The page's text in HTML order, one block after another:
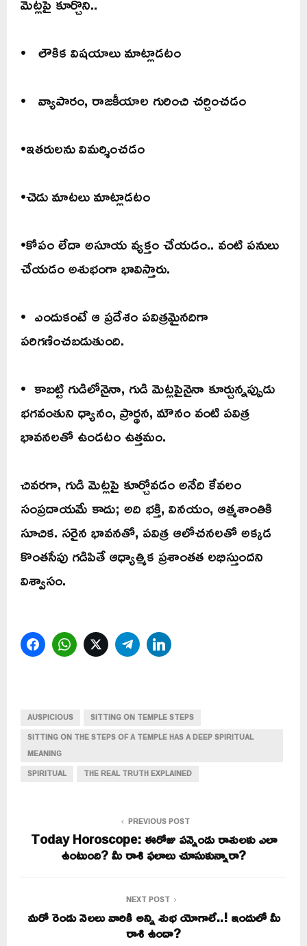
• లౌకిక విషయాలు మాట్లాడటం
• వ్యాపారం, రాజకీయాల గురించి చర్చించడం
•ఇతరులను విమర్శించడం
•చెడు మాటలు మాట్లాడటం
•కోపం లేదా అసూయ వ్యక్తం చేయడం.. వంటి పనులు
చేయడం అశుభంగా భావిస్తారు.
• ఎందుకంటే ఆ ప్రదేశం పవిత్రమైనదిగా
పరిగణించబడుతుంది.
• కాబట్టి గుడిలోనైనా, గుడి మెట్లపైనైనా కూర్చున్నప్పుడు
భగవంతుని ధ్యానం, ప్రార్థన, మౌనం వంటి పవిత్ర
భావనలతో ఉండటం ఉత్తమం.
చివరగా, గుడి మెట్లపై కూర్చోవడం అనేది కేవలం
సంప్రదాయమే కాదు; అది భక్తి, వినయం, ఆత్మశాంతికి
సూచిక. సరైన భావనతో, పవిత్ర ఆలోచనలతో అక్కడ
కొంతసేపు గడిపితే ఆధ్యాత్మిక ప్రశాంతత లభిస్తుందని
విశ్వాసం.
FacebookWhatsAppTwitterTelegram
AUSPICIOUS
SITTING ON TEMPLE STEPS
SITTING ON THE STEPS OF A TEMPLE HAS A DEEP SPIRITUAL
MEANING
SPIRITUAL
THE REAL TRUTH EXPLAINED
PREVIOUS POST
Today Horoscope: ఈరోజు పన్నెండు రాశులకు ఎలా
ఉంటుంది? మీ రాశి ఫలాలు చూసుకున్నారా?
NEXT POST
మరో రెండు నెలలు వారికి అన్ని శుభ యోగాలే..! ఇందులో మీ
రాశి ఉందా?